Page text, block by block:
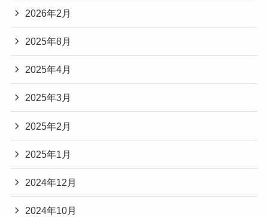
2026年2月
2025年8月
2025年4月
2025年3月
2025年2月
2025年1月
2024年12月
2024年10月